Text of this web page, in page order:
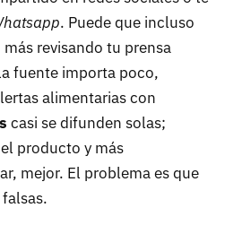
. Puede que incluso
revisando tu prensa
fuente importa poco,
alimentarias con
casi se difunden solas;
producto y más
mejor. El problema es que